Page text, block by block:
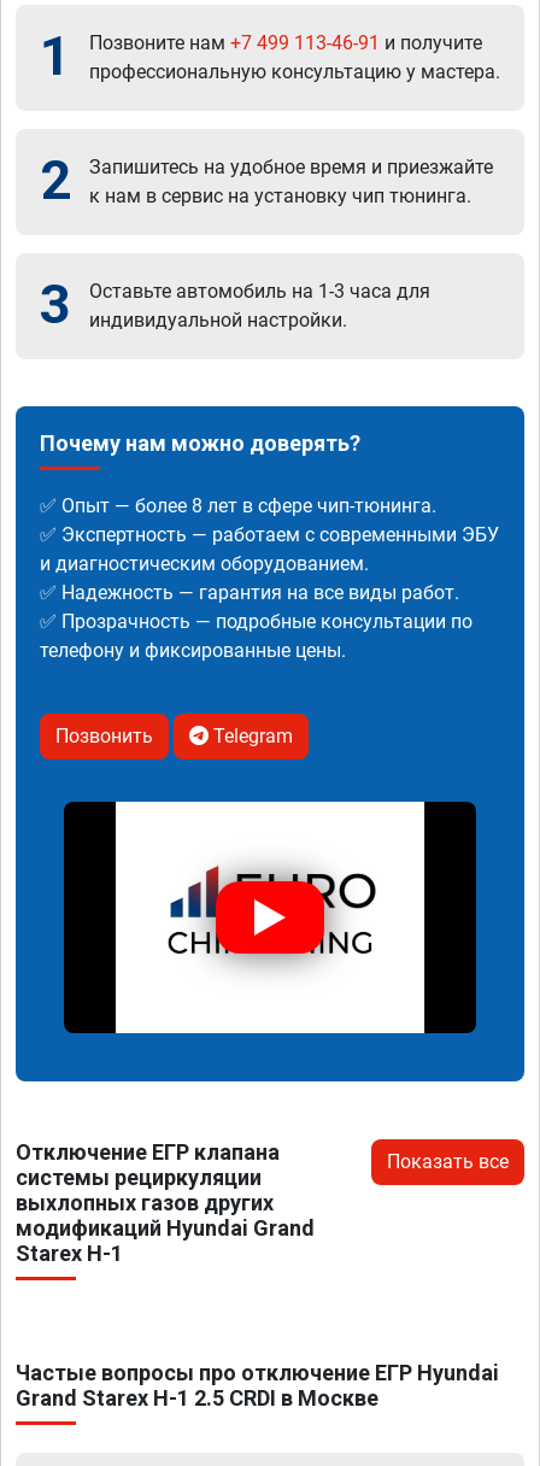
1 Позвоните нам +7 499 113-46-91 и получите
профессиональную консультацию у мастера.
2
Запишитесь на удобное время и приезжайте
к нам в сервис на установку чип тюнинга.
3
Оставьте автомобиль на 1-3 часа для
индивидуальной настройки.
Почему нам можно доверять?
✅ Опыт — более 8 лет в сфере чип-тюнинга.
✅ Экспертность — работаем с современными ЭБУ
и диагностическим оборудованием.
✅ Надежность — гарантия на все виды работ.
✅ Прозрачность — подробные консультации по
телефону и фиксированные цены.
Позвонить Telegram
Отключение ЕГР клапана
системы рециркуляции
выхлопных газов других
модификаций Hyundai Grand
Starex H-1
Показать все
Частые вопросы про отключение ЕГР Hyundai
Grand Starex H-1 2.5 CRDI в Москве